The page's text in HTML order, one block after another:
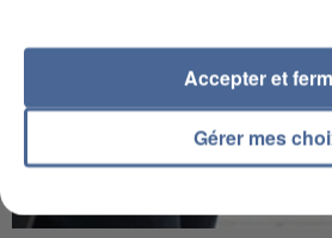
Gérer mes
Accepter et